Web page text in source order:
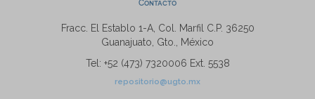
Contacto
Fracc. El Establo 1-A, Col. Marfil C.P. 36250
Guanajuato, Gto., México
Tel: +52 (473) 7320006 Ext. 5538
repositorio@ugto.mx